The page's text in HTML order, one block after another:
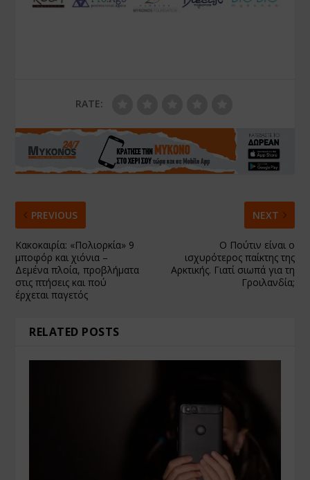
RATE:
PREVIOUS
Κακοκαιρία: «Πολιορκία» 9
μποφόρ και χιόνια –
Δεμένα πλοία, προβλήματα
στις πτήσεις και πού
έρχεται παγετός
NEXT
Ο Πούτιν είναι ο
ισχυρότερος παίκτης της
Αρκτικής. Γιατί σιωπά για τη
Γροιλανδία;
RELATED POSTS